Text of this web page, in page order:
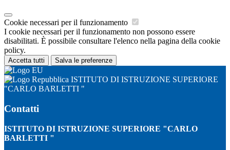
Cookie necessari per il funzionamento
I cookie necessari per il funzionamento non possono essere
disabilitati. È possibile consultare l'elenco nella pagina della cookie
policy.
Accetta tutti Salva le preferenze
ISTITUTO DI ISTRUZIONE SUPERIORE
"CARLO BARLETTI "
Contatti
ISTITUTO DI ISTRUZIONE SUPERIORE "CARLO
BARLETTI "